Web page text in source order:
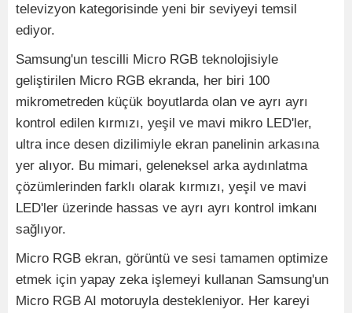
televizyon kategorisinde yeni bir seviyeyi temsil
ediyor.
Samsung'un tescilli Micro RGB teknolojisiyle
geliştirilen Micro RGB ekranda, her biri 100
mikrometreden küçük boyutlarda olan ve ayrı ayrı
kontrol edilen kırmızı, yeşil ve mavi mikro LED'ler,
ultra ince desen dizilimiyle ekran panelinin arkasına
yer alıyor. Bu mimari, geleneksel arka aydınlatma
çözümlerinden farklı olarak kırmızı, yeşil ve mavi
LED'ler üzerinde hassas ve ayrı ayrı kontrol imkanı
sağlıyor.
Micro RGB ekran, görüntü ve sesi tamamen optimize
etmek için yapay zeka işlemeyi kullanan Samsung'un
Micro RGB AI motoruyla destekleniyor. Her kareyi